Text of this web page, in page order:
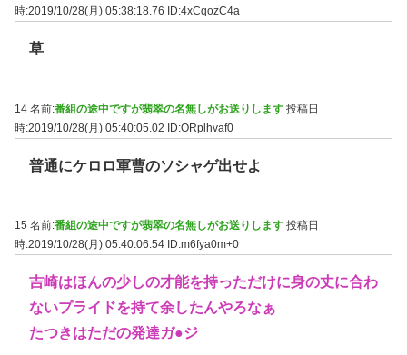
時:2019/10/28(月) 05:38:18.76
ID:4xCqozC4a
草
14 名前:番組の途中ですが翡翠の名無しがお送りします 投稿日
時:2019/10/28(月) 05:40:05.02 ID:ORplhvaf0
普通にケロロ軍曹のソシャゲ出せよ
15 名前:番組の途中ですが翡翠の名無しがお送りします 投稿日
時:2019/10/28(月) 05:40:06.54 ID:m6fya0m+0
吉崎はほんの少しの才能を持っただけに身の丈に合わ
ないプライドを持て余したんやろなぁ
たつきはただの発達ガ●ジ